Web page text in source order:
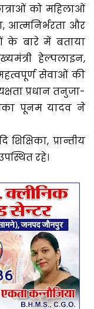
को महिलाओं
आत्मनिर्भरता और
के बारे में बताया
हेल्पलाइन,
सेवाओं की
प्रधान तनुजा-
पूनम यादव ने
प्रान्तीय
रहे।